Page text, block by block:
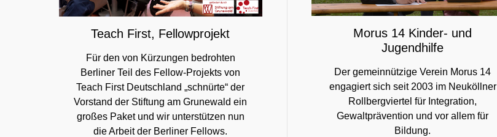
Teach First, Fellowprojekt
Für den von Kürzungen bedrohten
Berliner Teil des Fellow-Projekts von
Teach First Deutschland „schnürte“ der
Vorstand der Stiftung am Grunewald ein
großes Paket und wir unterstützen nun
die Arbeit der Berliner Fellows.
Morus 14 Kinder- und
Jugendhilfe
Der gemeinnützige Verein Morus 14
engagiert sich seit 2003 im Neuköllner
Rollbergviertel für Integration,
Gewaltprävention und vor allem für
Bildung.